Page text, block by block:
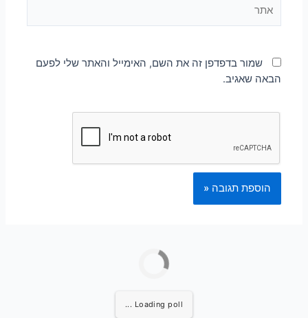
Loading poll ...
שמור בדפדפן זה את השם, האימייל והאתר שלי לפעם
הבאה שאגיב.